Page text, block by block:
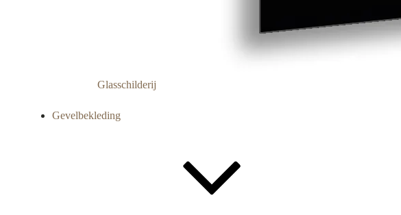
Glasschilderij
Gevelbekleding